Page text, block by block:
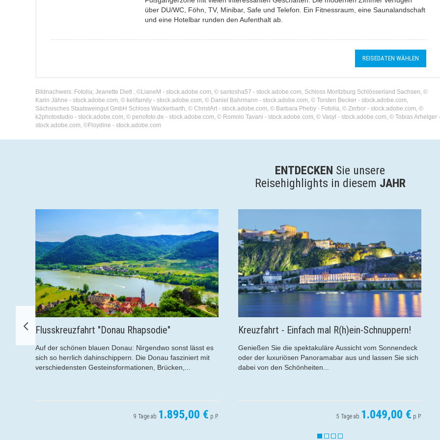
über DU/WC, Föhn, TV, Minibar, Safe und Telefon. Ein Fitnessraum, eine Saunalandschaft
und eine Hotelbar runden den Aufenthalt ab.
REISEDATEN WÄHLEN
Bildnachweis: Fotolia; Jeanette Dietl , ©LianeM - stock.adobe.com, © santosha57 - stock.adobe.com, Schloss Moritzburg Schlösserland Sachsen, ©
Karin Jähne - stock.adobe.com, © kelifamily - stock.adobe.com, © Daniel Bahrmann - stock.adobe.com, © Torsten Becker - stock.adobe.com,
Sächsisches Staatsweingut GmbH Schloss Wackerbarth, © ChristArt - stock.adobe.com, © Barbara Pheby - Fotolia, © Zerbor - stock.adobe.com, ©
k2photostudio - stock.adobe.com, © penofoto.de - stock.adobe.com, © Romolo Tavani - stock.adobe.com, © Vasyl - stock.adobe.com, © Tobias Arhelger -
stock.adobe.com, ©Floydine - stock.adobe.com
ENTDECKEN Sie unsere
Reisehighlights in diesem JAHR
"Donau Rhapsodie"
blauen Donau: Nirgendwo sonst lässt es
dahinschippern. Die Donau fasziniert mit
Gesteinsformationen, Brücken,...
1.895,00 €p.P.
Kreuzfahrt - Einfach mal R(h)ein-Schnuppern!
Genießen Sie die spektakuläre Aussicht vom Sonnendeck
oder der luxuriösen Panoramabar aus und lassen Sie sich
dabei von den Schönheiten...
1.049,00 €p.P.
"Süßer Herbst" im
Ein Besuch im
Bunte Wälder,